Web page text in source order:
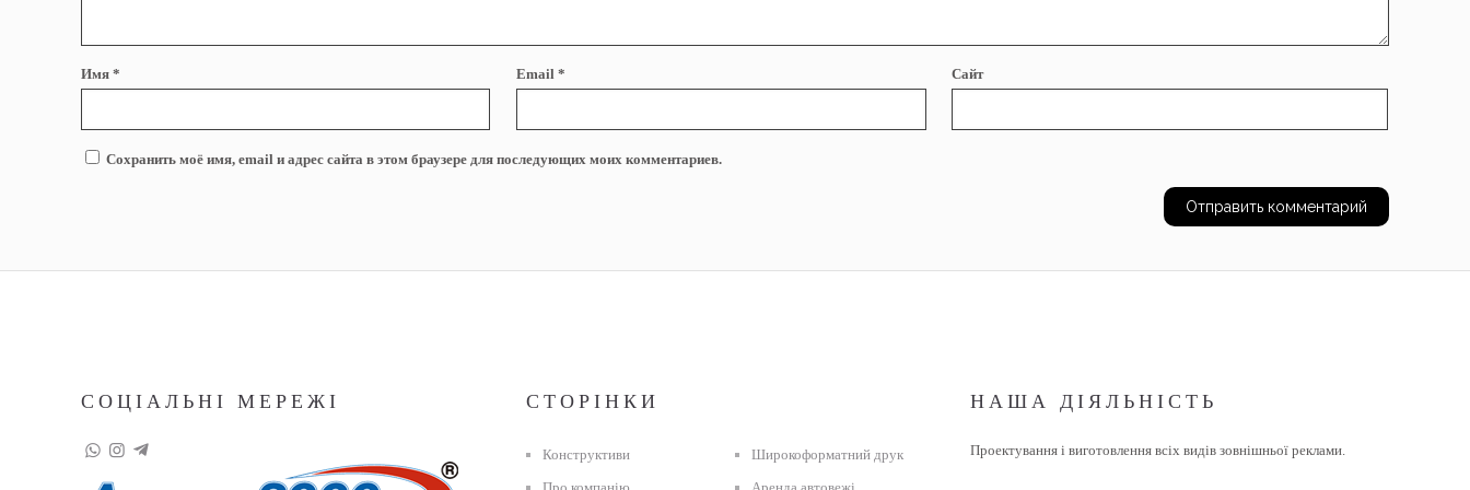
Имя* Email* Сайт
Сохранить моё имя, email и адрес сайта в этом браузере для последующих моих комментариев.
СОЦІАЛЬНІ МЕРЕЖІ СТОРІНКИ
Конструктиви
Широкоформатний друк
НАША ДІЯЛЬНІСТЬ
Проектування і виготовлення всіх видів зовнішньої реклами.